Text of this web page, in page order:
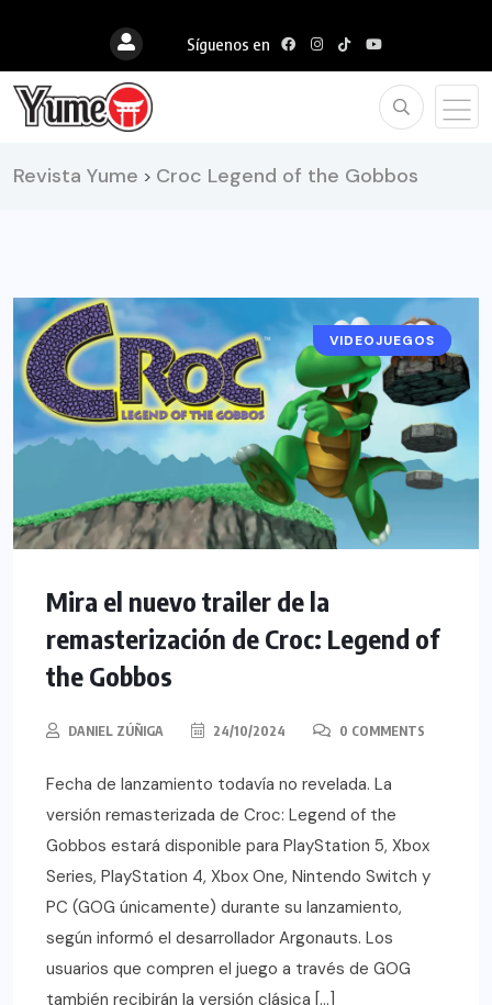
Síguenos en
Revista Yume > Croc Legend of the Gobbos
NOTICIAS
VIDEOJUEGOS
Mira el nuevo trailer de la
remasterización de Croc: Legend of
the Gobbos
DANIEL ZÚÑIGA 24/10/2024 0 COMMENTS
Fecha de lanzamiento todavía no revelada. La
versión remasterizada de Croc: Legend of the
Gobbos estará disponible para PlayStation 5, Xbox
Series, PlayStation 4, Xbox One, Nintendo Switch y
PC (GOG únicamente) durante su lanzamiento,
según informó el desarrollador Argonauts. Los
usuarios que compren el juego a través de GOG
también recibirán la versión clásica […]